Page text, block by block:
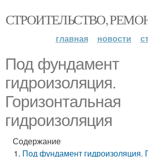
СТРОИТЕЛЬСТВО,
главная новости
Под фундамент
гидроизоляция.
Горизонтальная
гидроизоляция
Содержание
Под фундамент гидроизоляция.